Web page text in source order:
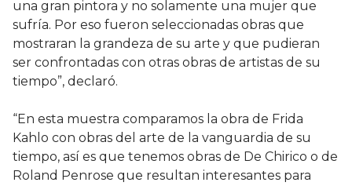
una gran pintora y no solamente una mujer que
sufría. Por eso fueron seleccionadas obras que
mostraran la grandeza de su arte y que pudieran
ser confrontadas con otras obras de artistas de su
tiempo”, declaró.
“En esta muestra comparamos la obra de Frida
Kahlo con obras del arte de la vanguardia de su
tiempo, así es que tenemos obras de De Chirico o de
Roland Penrose que resultan interesantes para